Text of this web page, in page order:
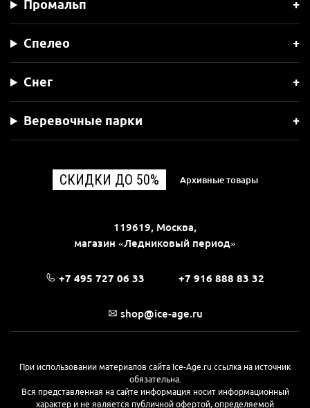
Промальп
Спелео
Снег
Веревочные парки
СКИДКИ ДО 50% Архивные товары
119619, Москва,
магазин «Ледниковый период»
+7 495 727 06 33 +7 916 888 83 32
shop@ice-age.ru
При использовании материалов сайта Ice-Age.ru ссылка на источник
обязательна.
Вся представленная на сайте информация носит информационный
характер и не является публичной офертой, определяемой